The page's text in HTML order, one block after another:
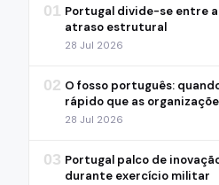
01 Portugal divide-se entre
atraso estrutural
28 Jul 2026
02 O fosso português:
rápido que as
28 Jul 2026
03 Portugal palco de
durante exercício militar